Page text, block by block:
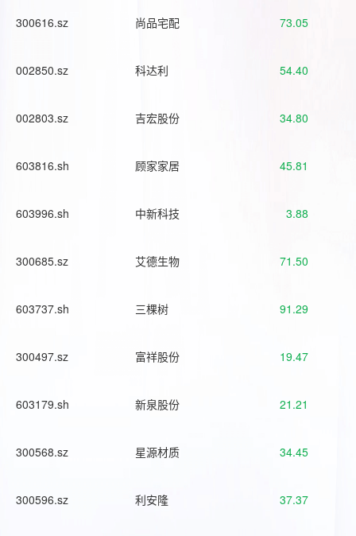
300616.sz 尚品宅配 73.05
002850.sz 科达利 54.40
002803.sz 吉宏股份 34.80
603816.sh 顾家家居 45.81
603996.sh 中新科技 3.88
300685.sz 艾德生物 71.50
603737.sh 三棵树 91.29
300497.sz 富祥股份 19.47
603179.sh 新泉股份 21.21
300568.sz 星源材质 34.45
300596.sz 利安隆 37.37